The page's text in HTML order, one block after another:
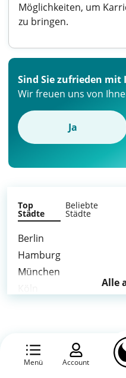
Möglichkeiten, um
zu bringen.
Menü Account
Sind Sie zufrieden mit
Wir freuen uns von
Ja
Top
Städte
Beliebte
Städte
Berlin
Hamburg
München
Leipzig
Alle